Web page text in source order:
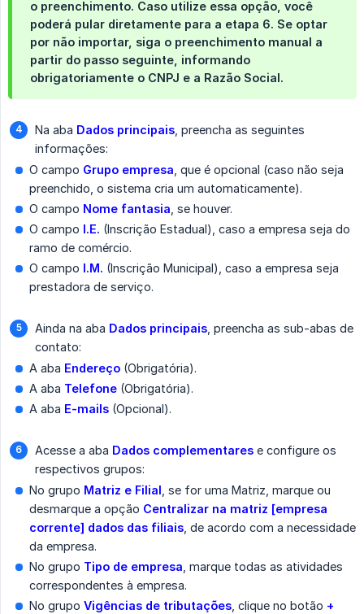
o preenchimento. Caso utilize essa opção, você
poderá pular diretamente para a etapa 6. Se optar
por não importar, siga o preenchimento manual a
partir do passo seguinte, informando
obrigatoriamente o CNPJ e a Razão Social.
Na aba Dados principais , preencha as seguintes
informações:
O campo Grupo empresa , que é opcional (caso não seja
preenchido, o sistema cria um automaticamente).
O campo Nome fantasia , se houver.
O campo I.E. (Inscrição Estadual), caso a empresa seja do
ramo de comércio.
O campo I.M. (Inscrição Municipal), caso a empresa seja
prestadora de serviço.
Ainda na aba Dados principais , preencha as sub-abas de
contato:
A aba Endereço (Obrigatória).
A aba Telefone (Obrigatória).
A aba E-mails (Opcional).
Acesse a aba Dados complementares e configure os
respectivos grupos:
No grupo Matriz e Filial , se for uma Matriz, marque ou
desmarque a opção Centralizar na matriz [empresa
corrente] dados das filiais , de acordo com a necessidade
da empresa.
No grupo Tipo de empresa , marque todas as atividades
correspondentes à empresa.
No grupo Vigências de tributações , clique no botão +